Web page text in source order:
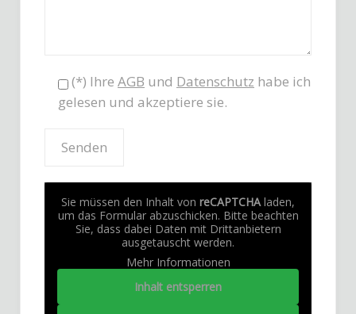
(*) Ihre AGB und Datenschutz habe ich
gelesen und akzeptiere sie.
Sie müssen den Inhalt von reCAPTCHAladen,
um das Formular abzuschicken. Bitte beachten
Sie, dass dabei Daten mit Drittanbietern
ausgetauscht werden.
Mehr Informationen
Inhalt entsperren